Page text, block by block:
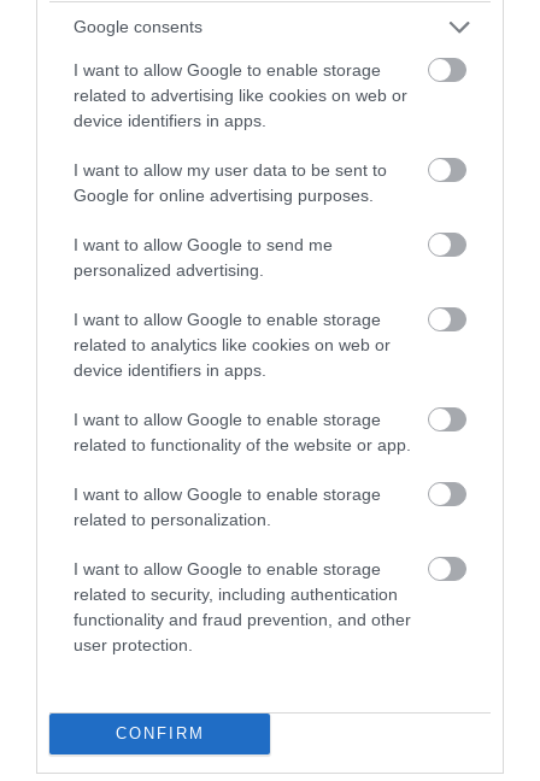
Google consents
I want to allow Google to enable storage
related to advertising like cookies on web or
device identifiers in apps.
I want to allow my user data to be sent to
Google for online advertising purposes.
I want to allow Google to send me
personalized advertising.
I want to allow Google to enable storage
related to analytics like cookies on web or
device identifiers in apps.
I want to allow Google to enable storage
related to functionality of the website or app.
I want to allow Google to enable storage
related to personalization.
I want to allow Google to enable storage
related to security, including authentication
functionality and fraud prevention, and other
user protection.
CONFIRM
Το φρούτο που μπορεί να «ξεγελάσει» τη
08.08.2026 | 22:27
PRONEWS.GR /ΥΓΕΙΑ
Νέα μελέτη εντόπισε δύο
κερατοειδή μετά το mRNA εμβόλιο κατά
του Covid-19